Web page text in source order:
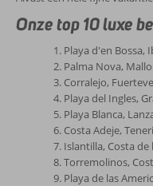
Onze top 10 luxe
Playa d'en Bossa,
Palma Nova,
Corralejo,
Playa del Ingles,
Playa Blanca,
Costa Adeje,
Islantilla, Costa de
Torremolinos,
Playa de las